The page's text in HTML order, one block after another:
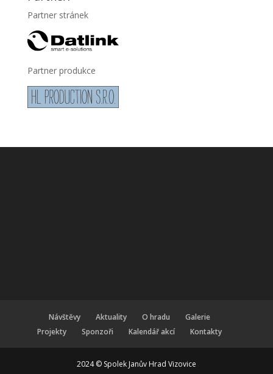
Partner stránek
Partner produkce
Návštěvy Aktuality O hradu
Galerie
Projekty
Sponzoři Kalendář akcí Kontakty
2024 © Spolek Janův Hrad Vizovice